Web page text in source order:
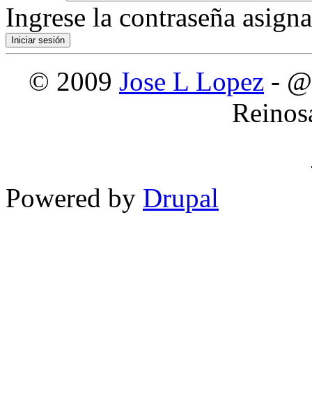
Ingrese la contraseña
© 2009 Jose L Lopez -
Powered by Drupal